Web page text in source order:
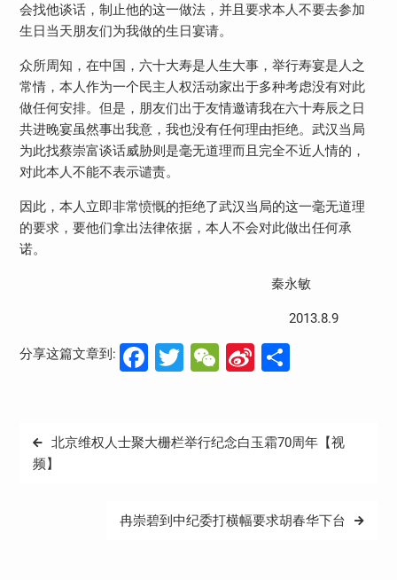
会找他谈话，制止他的这一做法，并且要求本人不要去参加
生日当天朋友们为我做的生日宴请。
众所周知，在中国，六十大寿是人生大事，举行寿宴是人之
常情，本人作为一个民主人权活动家出于多种考虑没有对此
做任何安排。但是，朋友们出于友情邀请我在六十寿辰之日
共进晚宴虽然事出我意，我也没有任何理由拒绝。武汉当局
为此找蔡崇富谈话威胁则是毫无道理而且完全不近人情的，
对此本人不能不表示谴责。
因此，本人立即非常愤慨的拒绝了武汉当局的这一毫无道理
的要求，要他们拿出法律依据，本人不会对此做出任何承
诺。
秦永敏
2013.8.9
分享这篇文章到: Facebook
Twitter
WeChat
Sina分
文
章
北京维权人士聚大栅栏举行纪念白玉霜70周年【视
频】
冉崇碧到中纪委打横幅要求胡春华下台